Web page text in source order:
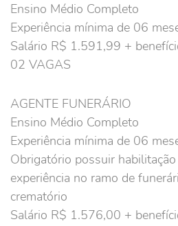
Ensino Médio Completo
Experiência mínima de 06
Salário R$ 1.591,99 +
02 VAGAS
AGENTE FUNERÁRIO
Ensino Médio Completo
Experiência mínima de 06
Obrigatório possuir habilitação
experiência no ramo de
crematório
Salário R$ 1.576,00 +